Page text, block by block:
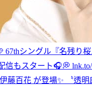
67thシングル『名残り
配信もスタート🎧💭
藤百花 が登場✨ 〝透